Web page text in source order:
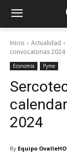
Inicio Actualidad
convocatorias 2024
Economía Pyme
2024
By Equipo